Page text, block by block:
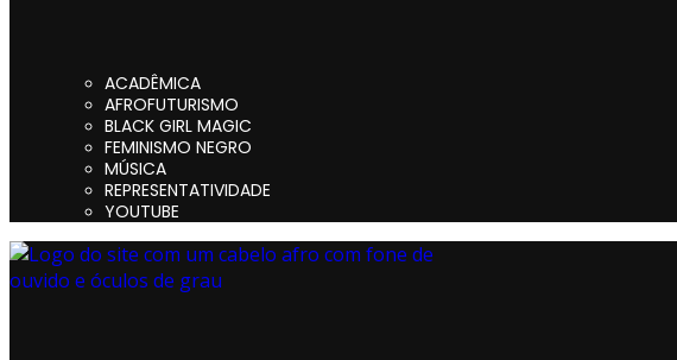
ACADÊMICA
AFROFUTURISMO
BLACK GIRL MAGIC
FEMINISMO NEGRO
MÚSICA
REPRESENTATIVIDADE
YOUTUBE